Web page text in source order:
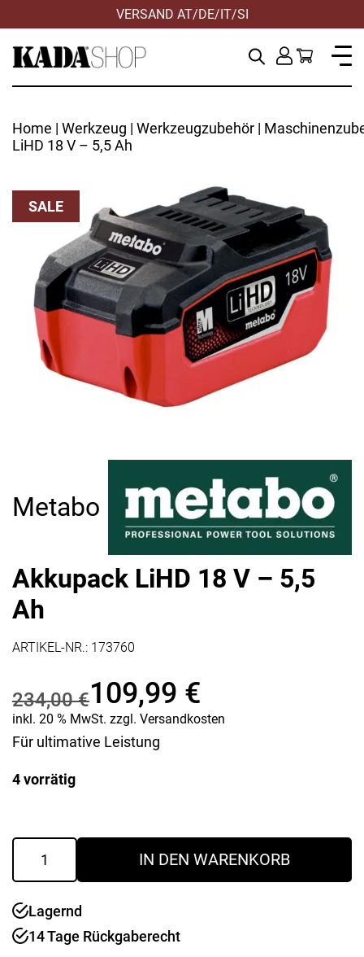
VERSAND AT/DE/IT/SI
Home | Werkzeug | Werkzeugzubehör |
LiHD 18 V – 5,5 Ah
SALE
Metabo
Akkupack LiHD 18 V – 5,5
Ah
ARTIKEL-NR.: 173760
234,00€
Ursprünglicher
war:
234,00 €
109,99 €
Aktueller
ist:
109,99 €.
inkl. 20 % MwSt. zzgl. Versandkosten
Für ultimative Leistung
4 vorrätig
Akkupack
LiHD
18
-
5,5
Ah
IN DEN WARENKORB
Lagernd
14 Tage Rückgaberecht